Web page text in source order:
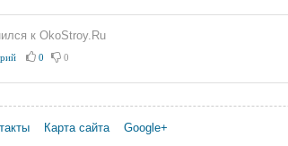
к OkoStroy.Ru
0 0
Карта сайта Google+